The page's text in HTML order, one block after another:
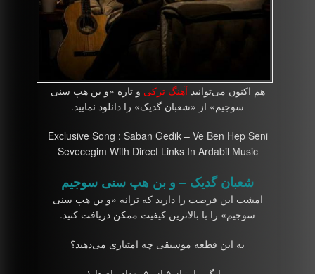
هم اکنون می‌توانیدآهنگ ترکی و تازه «و بن هپ سنی
سوجیم» از «شعبان گدیک» را دانلود نمایید.
Exclusive Song : Saban Gedik – Ve Ben Hep Seni
Sevecegim With Direct Links In Ardabil Music
شعبان گدیک – و بن هپ سنی سوجیم
امشب این فرصت را دارید که ترانه «و بن هپ سنی
سوجیم» را با بالاترین کیفیت ممکن دریافت کنید.
به این قطعه موسیقی چه امتیازی می‌دهید؟